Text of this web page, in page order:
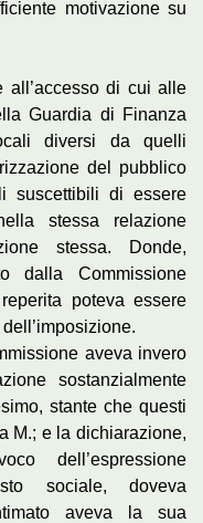
motivazione su
all’accesso di cui alle
Guardia di Finanza
diversi da quelli
del pubblico
suscettibili di essere
stessa relazione
stessa. Donde,
dalla Commissione
poteva essere
aveva invero
sostanzialmente
stante che questi
M.; e la dichiarazione,
dell’espressione
sociale, doveva
aveva la sua